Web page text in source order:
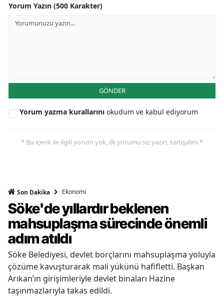
Yorum Yazın (500 Karakter)
GÖNDER
Yorum yazma kurallarını okudum ve kabul ediyorum
* Bu içerik ile ilgili yorum yok, ilk yorumu siz yazın, tartışalım *
Son Dakika Ekonomi
Söke'de yıllardır beklenen
mahsuplaşma sürecinde önemli
adım atıldı
Söke Belediyesi, devlet borçlarını mahsuplaşma yoluyla
çözüme kavuşturarak mali yükünü hafifletti. Başkan
Arıkan’ın girişimleriyle devlet binaları Hazine
taşınmazlarıyla takas edildi.